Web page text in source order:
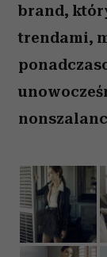
brand,
trendami,